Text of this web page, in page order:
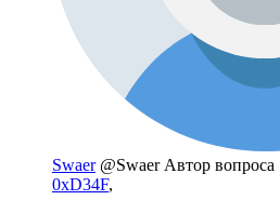
Swaer @Swaer Автор вопроса
0xD34F,